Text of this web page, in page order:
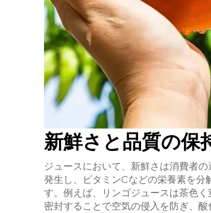
新鮮さと品質の保
ジュースにおいて、新鮮さは消費者
発生し、ビタミンCなどの栄養素を分
す。例えば、リンゴジュースは茶色
密封することで空気の侵入を防ぎ、